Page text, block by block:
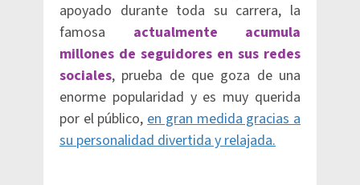
apoyado durante toda su carrera, la
famosa actualmente acumula
millones de seguidores en sus redes
sociales, prueba de que goza de una
enorme popularidad y es muy querida
por el público,en gran medida gracias a
su personalidad divertida y relajada.